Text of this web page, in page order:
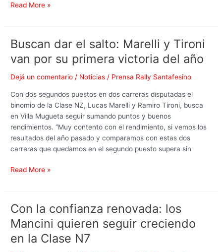
Read More »
Buscan dar el salto: Marelli y Tironi
van por su primera victoria del año
Dejá un comentario / Noticias / Prensa Rally Santafesino
Con dos segundos puestos en dos carreras disputadas el
binomio de la Clase NZ, Lucas Marelli y Ramiro Tironi, busca
en Villa Mugueta seguir sumando puntos y buenos
rendimientos. “Muy contento con el rendimiento, si vemos los
resultados del año pasado y comparamos con estas dos
carreras que quedamos en el segundo puesto supera sin
Buscan
el
salto:
y
Tironi
van
por
su
primera
del
Read More »
Con la confianza renovada: los
Mancini quieren seguir creciendo
en la Clase N7
Con
la
confianza
renovada: